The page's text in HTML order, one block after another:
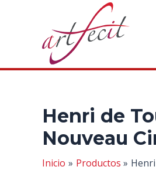
Henri de
Nouveau
Inicio Productos